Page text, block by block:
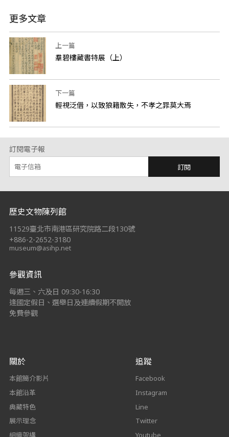
更多文章
上一篇
羣碧樓藏書特展（上）
下一篇
輕視泛借，以致狼籍散失，不孝之罪莫大焉
訂閱電子報
訂閱
:::
歷史文物陳列館
11529臺北市南港區研究院路二段130號
+886-2-2652-3180
museum@asihp.net
參觀資訊
每週三、六及日 09:30-16:30
逢國定假日、選舉日及連續假期不開放
免費參觀
關於
本館簡介影片
本館沿革
典藏特色
展示理念
追蹤
Facebook
Instagram
Line
Twitter